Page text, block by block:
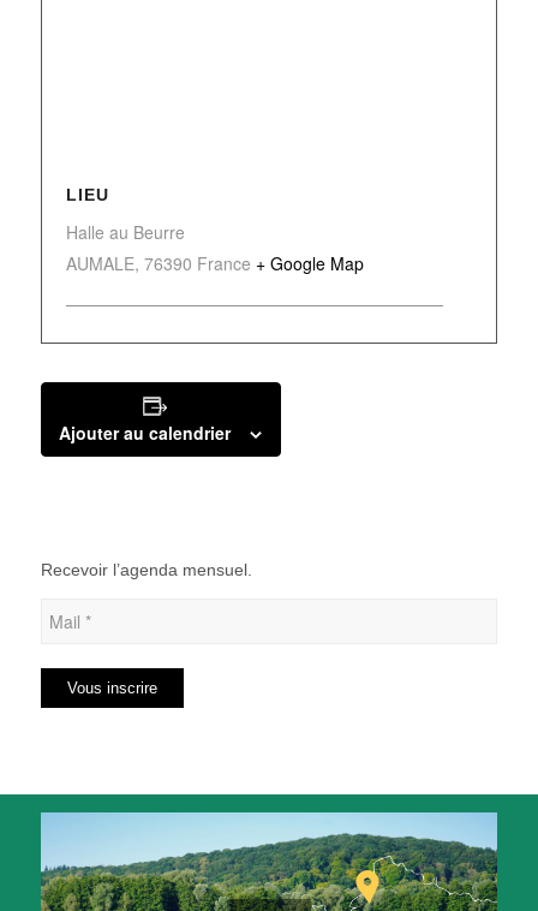
LIEU
Halle au Beurre
AUMALE, 76390 France + Google Map
Ajouter au calendrier
Recevoir l’agenda mensuel.